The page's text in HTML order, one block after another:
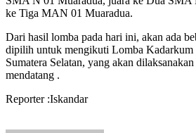
ke Tiga MAN 01 Muaradua.
Dari hasil lomba pada hari ini, akan ada
dipilih untuk mengikuti Lomba Kadarkum
Sumatera Selatan, yang akan
mendatang .
Reporter :Iskandar